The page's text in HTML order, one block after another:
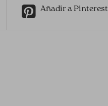
Añadir a Pinterest